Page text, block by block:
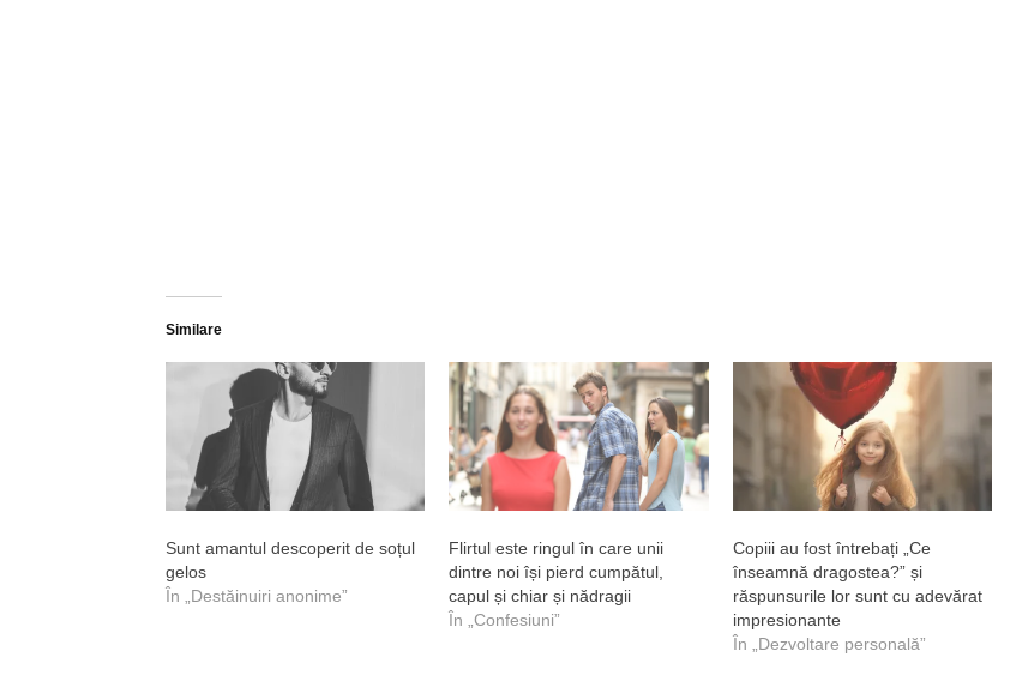
Similare
Sunt amantul descoperit de soțul
gelos
În „Destăinuiri anonime”
Flirtul este ringul în care unii
dintre noi își pierd cumpătul,
capul și chiar și nădragii
În „Confesiuni”
Copiii au fost întrebați „Ce
înseamnă dragostea?” și
răspunsurile lor sunt cu adevărat
impresionante
În „Dezvoltare personală”